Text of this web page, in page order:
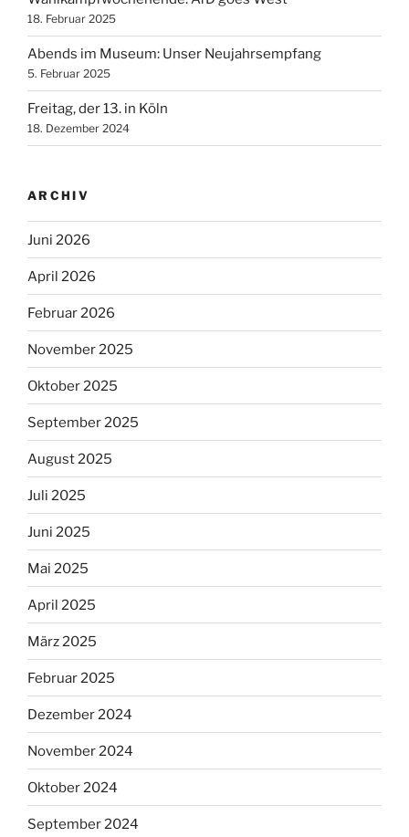
18. Februar 2025
Abends im Museum: Unser Neujahrsempfang
5. Februar 2025
Freitag, der 13. in Köln
18. Dezember 2024
ARCHIV
Juni 2026
April 2026
Februar 2026
November 2025
Oktober 2025
September 2025
August 2025
Juli 2025
Juni 2025
Mai 2025
April 2025
März 2025
Februar 2025
Dezember 2024
November 2024
Oktober 2024
September 2024